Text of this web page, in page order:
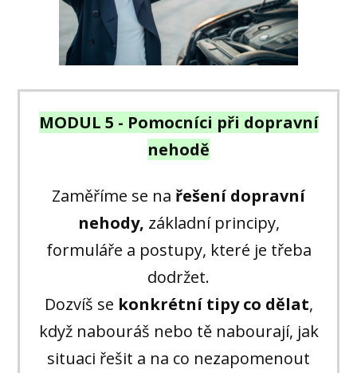
MODUL 5 - Pomocníci při dopravní
nehodě
Zaměříme se na řešení dopravní
nehody, základní principy,
formuláře a postupy, které je třeba
dodržet.
Dozvíš se konkrétní tipy co dělat,
když nabouráš nebo tě nabourají, jak
situaci řešit a na co nezapomenout